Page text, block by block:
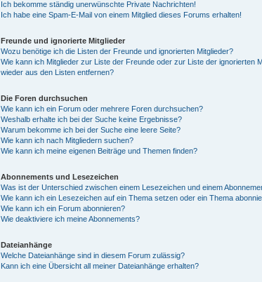
Ich bekomme ständig unerwünschte Private Nachrichten!
Ich habe eine Spam-E-Mail von einem Mitglied dieses Forums erhalten!
Freunde und ignorierte Mitglieder
Wozu benötige ich die Listen der Freunde und ignorierten Mitglieder?
Wie kann ich Mitglieder zur Liste der Freunde oder zur Liste der ignorierten
wieder aus den Listen entfernen?
Die Foren durchsuchen
Wie kann ich ein Forum oder mehrere Foren durchsuchen?
Weshalb erhalte ich bei der Suche keine Ergebnisse?
Warum bekomme ich bei der Suche eine leere Seite?
Wie kann ich nach Mitgliedern suchen?
Wie kann ich meine eigenen Beiträge und Themen finden?
Abonnements und Lesezeichen
Was ist der Unterschied zwischen einem Lesezeichen und einem
Wie kann ich ein Lesezeichen auf ein Thema setzen oder ein Thema
Wie kann ich ein Forum abonnieren?
Wie deaktiviere ich meine Abonnements?
Dateianhänge
Welche Dateianhänge sind in diesem Forum zulässig?
Kann ich eine Übersicht all meiner Dateianhänge erhalten?